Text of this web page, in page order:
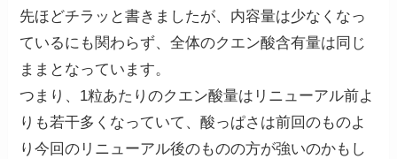
先ほどチラッと書きましたが、内容量は少なくなっ
ているにも関わらず、全体のクエン酸含有量は同じ
ままとなっています。
つまり、1粒あたりのクエン酸量はリニューアル前よ
りも若干多くなっていて、酸っぱさは前回のものよ
り今回のリニューアル後のものの方が強いのかもし